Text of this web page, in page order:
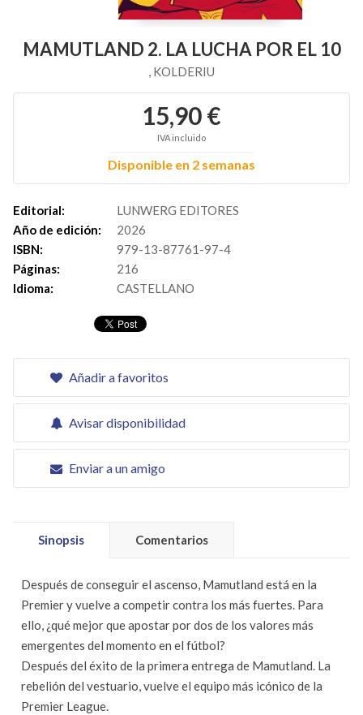
MAMUTLAND 2. LA LUCHA POR EL 10
, KOLDERIU
15,90 €
IVA incluido
Disponible en 2 semanas
Editorial:
LUNWERG EDITORES
Año de edición:
2026
ISBN:
979-13-87761-97-4
Páginas:
216
Idioma:
CASTELLANO
Añadir a favoritos
Avisar disponibilidad
Enviar a un amigo
Sinopsis Comentarios
Después de conseguir el ascenso, Mamutland está en la
Premier y vuelve a competir contra los más fuertes. Para
ello, ¿qué mejor que apostar por dos de los valores más
emergentes del momento en el fútbol?
Después del éxito de la primera entrega de Mamutland. La
rebelión del vestuario, vuelve el equipo más icónico de la
Premier League.